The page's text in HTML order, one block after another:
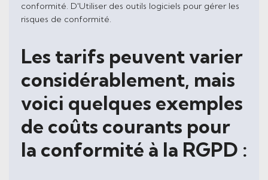
conformité. D'Utiliser des outils logiciels pour gérer les
risques de conformité.
Les tarifs peuvent varier
considérablement, mais
voici quelques exemples
de coûts courants pour
la conformité à la RGPD :